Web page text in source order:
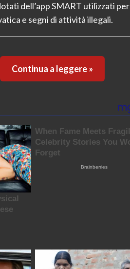
dell’app SMART utilizzati per
e segni di attività illegali.
Continua a leggere »